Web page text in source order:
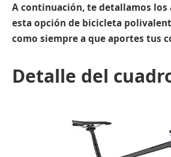
A continuación, te detallamos los
esta opción de bicicleta
como siempre a que aportes tus
Detalle del